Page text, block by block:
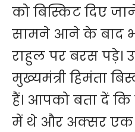
को बिस्किट दिए
सामने आने के बाद
राहुल पर बरस
मुख्यमंत्री हिमंता
हैं। आपको बता दें
में थे और अक्सर एक